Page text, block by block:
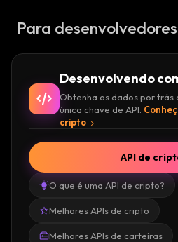
Para
Desenvolvendo
Obtenha os dados por trás
única chave de API.
cripto
O que é uma API de cripto?
Melhores APIs de cripto
Melhores APIs de carteiras
API de